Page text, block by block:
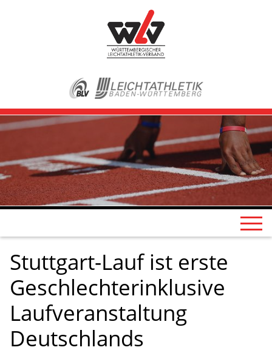
Stuttgart-Lauf ist erste
Geschlechterinklusive
Laufveranstaltung
Deutschlands